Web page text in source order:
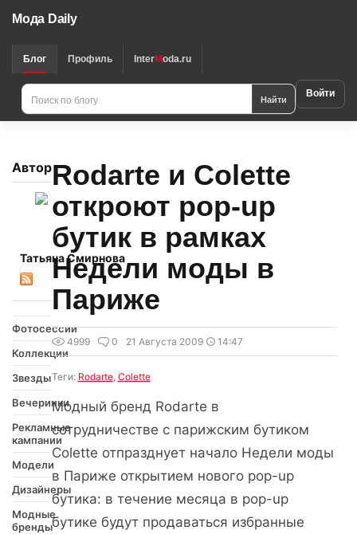
Мода Daily
Блог Профиль InterModa.ru
Найти Войти
Автор
Татьяна Смирнова
Фотосессии
Коллекции
Звезды
Вечеринки
Рекламные
кампании
Модели
Дизайнеры
Модные
бренды
Rodarte и Colette
откроют pop-up
бутик в рамках
Недели моды в
Париже
4999 0 21 Августа 2009 14:47
Теги: Rodarte, Colette
Модный бренд Rodarte в
сотрудничестве с парижским бутиком
Colette отпразднует начало Недели моды
в Париже открытием нового pop-up
бутика: в течение месяца в pop-up
бутике будут продаваться избранные